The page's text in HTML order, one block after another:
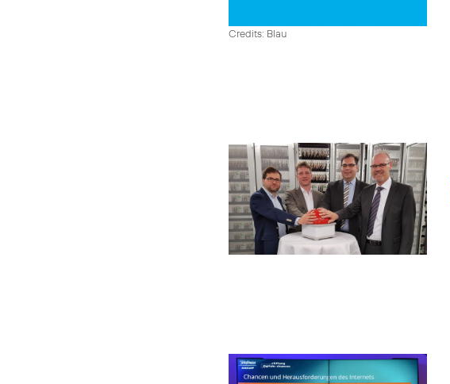
Credits: Blau